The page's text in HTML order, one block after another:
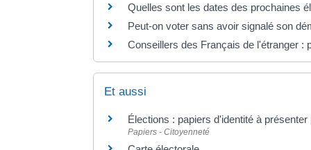
Quelles sont les dates des prochaines
Peut-on voter sans avoir signalé son
Conseillers des Français de l'étranger :
Et aussi
Élections : papiers d'identité à présenter
Papiers - Citoyenneté